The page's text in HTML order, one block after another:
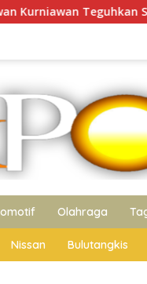
Polri dan Ulama
Olahraga
Nissan Bulutangkis